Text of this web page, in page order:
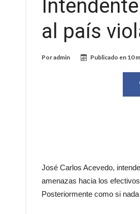
al país
Poradmin Publicado en 10
José Carlos Acevedo,
amenazas hacia los
Posteriormente como si